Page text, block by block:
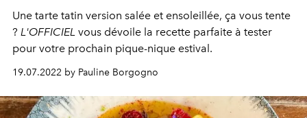
Une tarte tatin version salée et ensoleillée, ça vous tente
? L'OFFICIEL vous dévoile la recette parfaite à tester
pour votre prochain pique-nique estival.
19.07.2022 by Pauline Borgogno